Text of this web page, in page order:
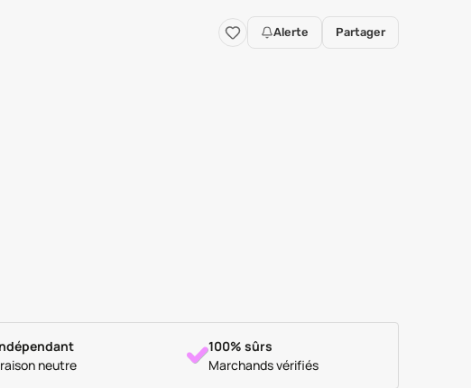
Alerte Partager
neutre
100% sûrs
Marchands vérifiés